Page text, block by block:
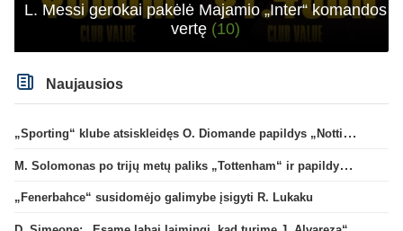
L. Messi gerokai pakėlė Majamio „Inter“ komandos
vertę (10)
Naujausios
„Sporting“ klube atsiskleidęs O. Diomande papildys „Nottingham“ gretas
M. Solomonas po trijų metų paliks „Tottenham“ ir papildys „West Ham“ klubą
„Fenerbahce“ susidomėjo galimybe įsigyti R. Lukaku